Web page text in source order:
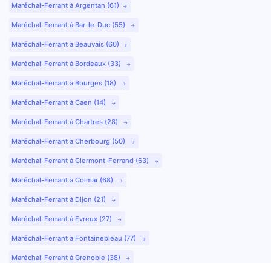
Maréchal-Ferrant à Argentan (61)
Maréchal-Ferrant à Bar-le-Duc (55)
Maréchal-Ferrant à Beauvais (60)
Maréchal-Ferrant à Bordeaux (33)
Maréchal-Ferrant à Bourges (18)
Maréchal-Ferrant à Caen (14)
Maréchal-Ferrant à Chartres (28)
Maréchal-Ferrant à Cherbourg (50)
Maréchal-Ferrant à Clermont-Ferrand (63)
Maréchal-Ferrant à Colmar (68)
Maréchal-Ferrant à Dijon (21)
Maréchal-Ferrant à Evreux (27)
Maréchal-Ferrant à Fontainebleau (77)
Maréchal-Ferrant à Grenoble (38)